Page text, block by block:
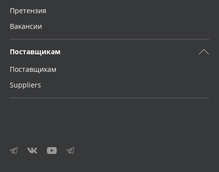
Претензия
Вакансии
Поставщикам
Поставщикам
Suppliers